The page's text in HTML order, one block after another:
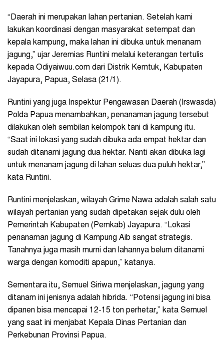
“Daerah ini merupakan lahan pertanian. Setelah kami
lakukan koordinasi dengan masyarakat setempat dan
kepala kampung, maka lahan ini dibuka untuk menanam
jagung,” ujar Jeremias Runtini melalui keterangan tertulis
kepada Odiyaiwuu.com dari Distrik Kemtuk, Kabupaten
Jayapura, Papua, Selasa (21/1).
Runtini yang juga Inspektur Pengawasan Daerah (Irswasda)
Polda Papua menambahkan, penanaman jagung tersebut
dilakukan oleh sembilan kelompok tani di kampung itu.
“Saat ini lokasi yang sudah dibuka ada empat hektar dan
sudah ditanami jagung dua hektar. Nanti akan dibuka lagi
untuk menanam jagung di lahan seluas dua puluh hektar,”
kata Runtini.
Runtini menjelaskan, wilayah Grime Nawa adalah salah satu
wilayah pertanian yang sudah dipetakan sejak dulu oleh
Pemerintah Kabupaten (Pemkab) Jayapura. “Lokasi
penanaman jagung di Kampung Aib sangat strategis.
Tanahnya juga masih murni dan lahannya belum ditanami
warga dengan komoditi apapun,” katanya.
Sementara itu, Semuel Siriwa menjelaskan, jagung yang
ditanam ini jenisnya adalah hibrida. “Potensi jagung ini bisa
dipanen bisa mencapai 12-15 ton perhetar,” kata Semuel
yang saat ini menjabat Kepala Dinas Pertanian dan
Perkebunan Provinsi Papua.